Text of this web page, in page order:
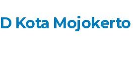
Kota Mojokerto